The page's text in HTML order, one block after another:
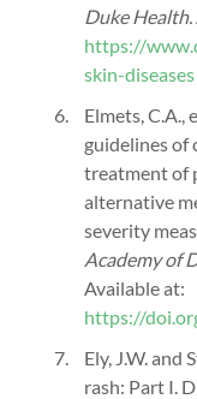
Duke Health.
https://
skin-diseases
Elmets, C.A.,
guidelines of
treatment of
alternative
severity
Academy of
Available at:
https://
Ely, J.W. and
rash: Part I.